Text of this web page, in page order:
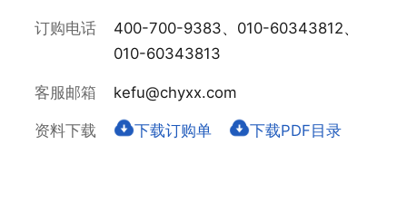
订购电话
400-700-9383、010-60343812、
010-60343813
客服邮箱 kefu@chyxx.com
资料下载 下载订购单 下载PDF目录